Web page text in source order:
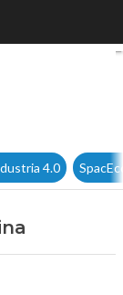
accusa in
4.0